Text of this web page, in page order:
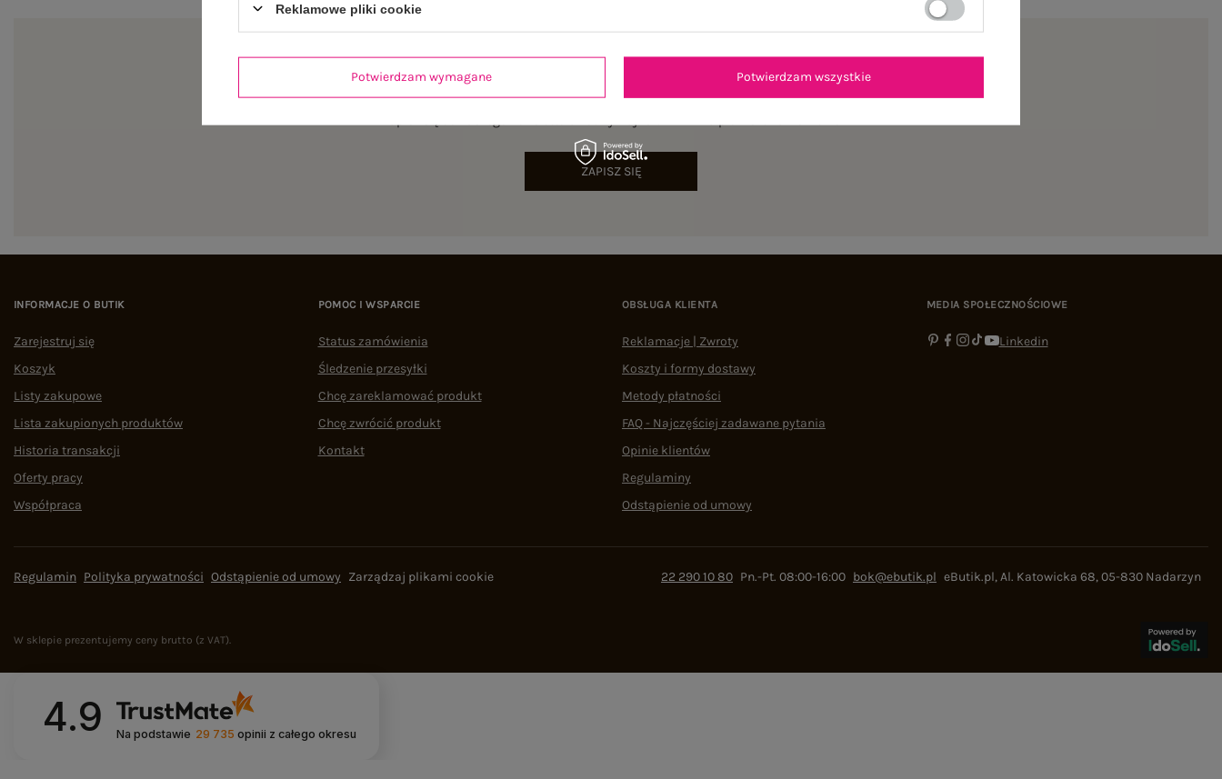
ZAPISZ SIĘ
INFORMACJE O BUTIK
Zarejestruj się
Koszyk
Listy zakupowe
Lista zakupionych produktów
Historia transakcji
Oferty pracy
Współpraca
POMOC I WSPARCIE
Status zamówienia
Śledzenie przesyłki
Chcę zareklamować produkt
Chcę zwrócić produkt
Kontakt
OBSŁUGA KLIENTA
Reklamacje | Zwroty
Koszty i formy dostawy
Metody płatności
FAQ - Najczęściej zadawane pytania
Opinie klientów
Regulaminy
Odstąpienie od umowy
MEDIA SPOŁECZNOŚCIOWE
Linkedin
Regulamin Polityka prywatności Odstąpienie od umowy Zarządzaj plikami cookie 22 290 10 80 Pn.-Pt. 08:00-16:00 bok@ebutik.pl eButik.pl,Al. Katowicka 68,05-830 Nadarzyn
W sklepie prezentujemy ceny brutto (z VAT).
4.9 Na podstawie 29 735 opinii z całego okresu
Reklamowe pliki cookie
Potwierdzam wymagane Potwierdzam wszystkie